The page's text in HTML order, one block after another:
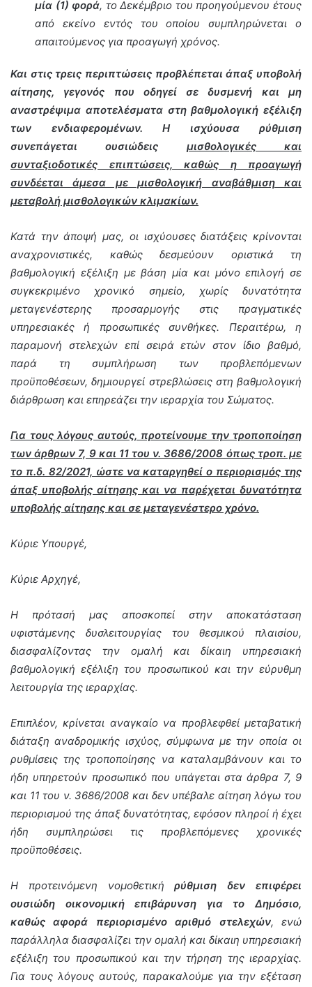
μία (1) φορά, το Δεκέμβριο του προηγούμενου έτους
από εκείνο εντός του οποίου συμπληρώνεται ο
απαιτούμενος για προαγωγή χρόνος.
Και στις τρεις περιπτώσεις προβλέπεται άπαξ υποβολή
αίτησης, γεγονός που οδηγεί σε δυσμενή και μη
αναστρέψιμα αποτελέσματα στη βαθμολογική εξέλιξη
των ενδιαφερομένων. Η ισχύουσα ρύθμιση
συνεπάγεται ουσιώδεις μισθολογικές και
συνταξιοδοτικές επιπτώσεις, καθώς η προαγωγή
συνδέεται άμεσα με μισθολογική αναβάθμιση και
μεταβολή μισθολογικών κλιμακίων.
Κατά την άποψή μας, οι ισχύουσες διατάξεις κρίνονται
αναχρονιστικές, καθώς δεσμεύουν οριστικά τη
βαθμολογική εξέλιξη με βάση μία και μόνο επιλογή σε
συγκεκριμένο χρονικό σημείο, χωρίς δυνατότητα
μεταγενέστερης προσαρμογής στις πραγματικές
υπηρεσιακές ή προσωπικές συνθήκες. Περαιτέρω, η
παραμονή στελεχών επί σειρά ετών στον ίδιο βαθμό,
παρά τη συμπλήρωση των προβλεπόμενων
προϋποθέσεων, δημιουργεί στρεβλώσεις στη βαθμολογική
διάρθρωση και επηρεάζει την ιεραρχία του Σώματος.
Για τους λόγους αυτούς, προτείνουμε την τροποποίηση
των άρθρων 7, 9 και 11 του ν. 3686/2008 όπως τροπ. με
το π.δ. 82/2021, ώστε να καταργηθεί ο περιορισμός της
άπαξ υποβολής αίτησης και να παρέχεται δυνατότητα
υποβολής αίτησης και σε μεταγενέστερο χρόνο.
Κύριε Υπουργέ,
Κύριε Αρχηγέ,
Η πρότασή μας αποσκοπεί στην αποκατάσταση
υφιστάμενης δυσλειτουργίας του θεσμικού πλαισίου,
διασφαλίζοντας την ομαλή και δίκαιη υπηρεσιακή
βαθμολογική εξέλιξη του προσωπικού και την εύρυθμη
λειτουργία της ιεραρχίας.
Επιπλέον, κρίνεται αναγκαίο να προβλεφθεί μεταβατική
διάταξη αναδρομικής ισχύος, σύμφωνα με την οποία οι
ρυθμίσεις της τροποποίησης να καταλαμβάνουν και το
ήδη υπηρετούν προσωπικό που υπάγεται στα άρθρα 7, 9
και 11 του ν. 3686/2008 και δεν υπέβαλε αίτηση λόγω του
περιορισμού της άπαξ δυνατότητας, εφόσον πληροί ή έχει
ήδη συμπληρώσει τις προβλεπόμενες χρονικές
προϋποθέσεις.
Η προτεινόμενη νομοθετικήρύθμιση δεν επιφέρει
ουσιώδη οικονομική επιβάρυνση για το Δημόσιο,
καθώς αφορά περιορισμένο αριθμό στελεχών, ενώ
παράλληλα διασφαλίζει την ομαλή και δίκαιη υπηρεσιακή
εξέλιξη του προσωπικού και την τήρηση της ιεραρχίας.
Για τους λόγους αυτούς, παρακαλούμε για την εξέταση